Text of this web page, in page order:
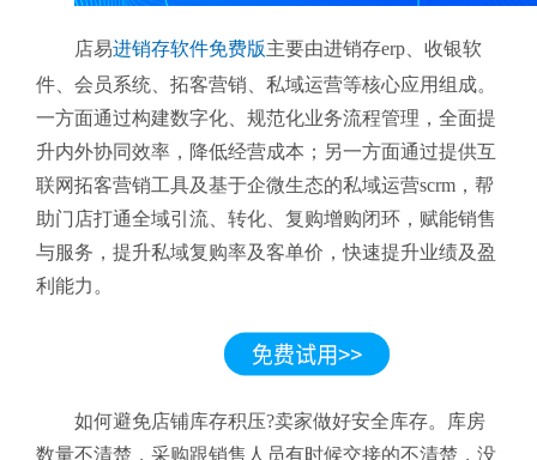
店易进销存软件免费版主要由进销存erp、收银软
件、会员系统、拓客营销、私域运营等核心应用组成。
一方面通过构建数字化、规范化业务流程管理，全面提
升内外协同效率，降低经营成本；另一方面通过提供互
联网拓客营销工具及基于企微生态的私域运营scrm，帮
助门店打通全域引流、转化、复购增购闭环，赋能销售
与服务，提升私域复购率及客单价，快速提升业绩及盈
利能力。
如何避免店铺库存积压?卖家做好安全库存。库房
数量不清楚，采购跟销售人员有时候交接的不清楚，没